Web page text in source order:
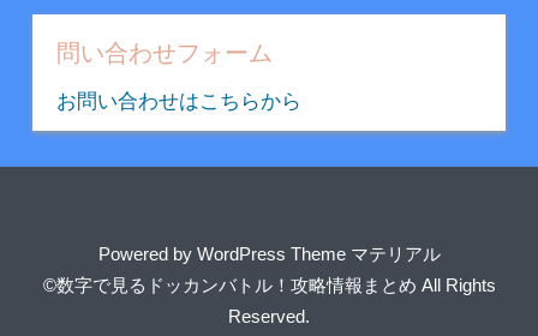
問い合わせフォーム
お問い合わせはこちらから
Powered by WordPress Theme マテリアル
©数字で見るドッカンバトル！攻略情報まとめ All Rights
Reserved.